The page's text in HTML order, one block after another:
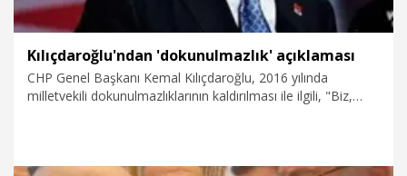
Kılıçdaroğlu'ndan 'dokunulmazlık' açıklaması
CHP Genel Başkanı Kemal Kılıçdaroğlu, 2016 yılında
milletvekili dokunulmazlıklarının kaldırılması ile ilgili, "Biz,
iddia edilenin aksine, siyasi bir günah veya teslimiyet değil;